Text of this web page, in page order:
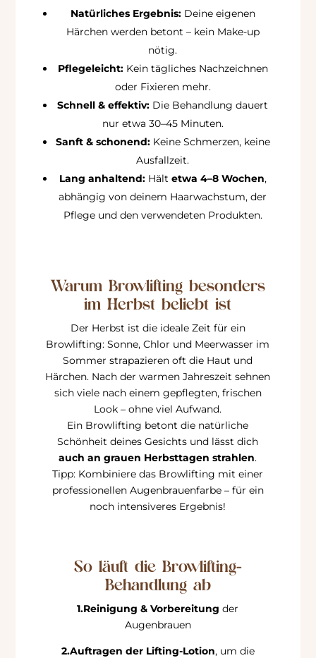
Natürliches Ergebnis:Deine eigenen
Härchen werden betont – kein Make-up
nötig.
Pflegeleicht:Kein tägliches Nachzeichnen
oder Fixieren mehr.
Schnell & effektiv: Die Behandlung dauert
nur etwa 30–45 Minuten.
Sanft & schonend:Keine Schmerzen, keine
Ausfallzeit.
Lang anhaltend:Hält etwa 4–8 Wochen,
abhängig von deinem Haarwachstum, der
Pflege und den verwendeten Produkten.
Warum Browlifting besonders
im Herbst beliebt ist
Der Herbst ist die ideale Zeit für ein
Browlifting: Sonne, Chlor und Meerwasser im
Sommer strapazieren oft die Haut und
Härchen. Nach der warmen Jahreszeit sehnen
sich viele nach einem gepflegten, frischen
Look – ohne viel Aufwand.
Ein Browlifting betont die natürliche
Schönheit deines Gesichts und lässt dich
auch an grauen Herbsttagen strahlen.
Tipp: Kombiniere das Browlifting mit einer
professionellen Augenbrauenfarbe – für ein
noch intensiveres Ergebnis!
So läuft die Browlifting-
Behandlung ab
1.Reinigung & Vorbereitung der
Augenbrauen
2.Auftragen der Lifting-Lotion, um die